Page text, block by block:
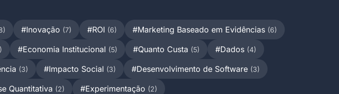
#Inovação (7) #ROI (6) #Marketing Baseado em Evidências (6)
#Economia Institucional (5) #Quanto Custa (5) #Dados (4)
(3) #Impacto Social (3) #Desenvolvimento de Software (3)
Quantitativa (2) #Experimentação (2)